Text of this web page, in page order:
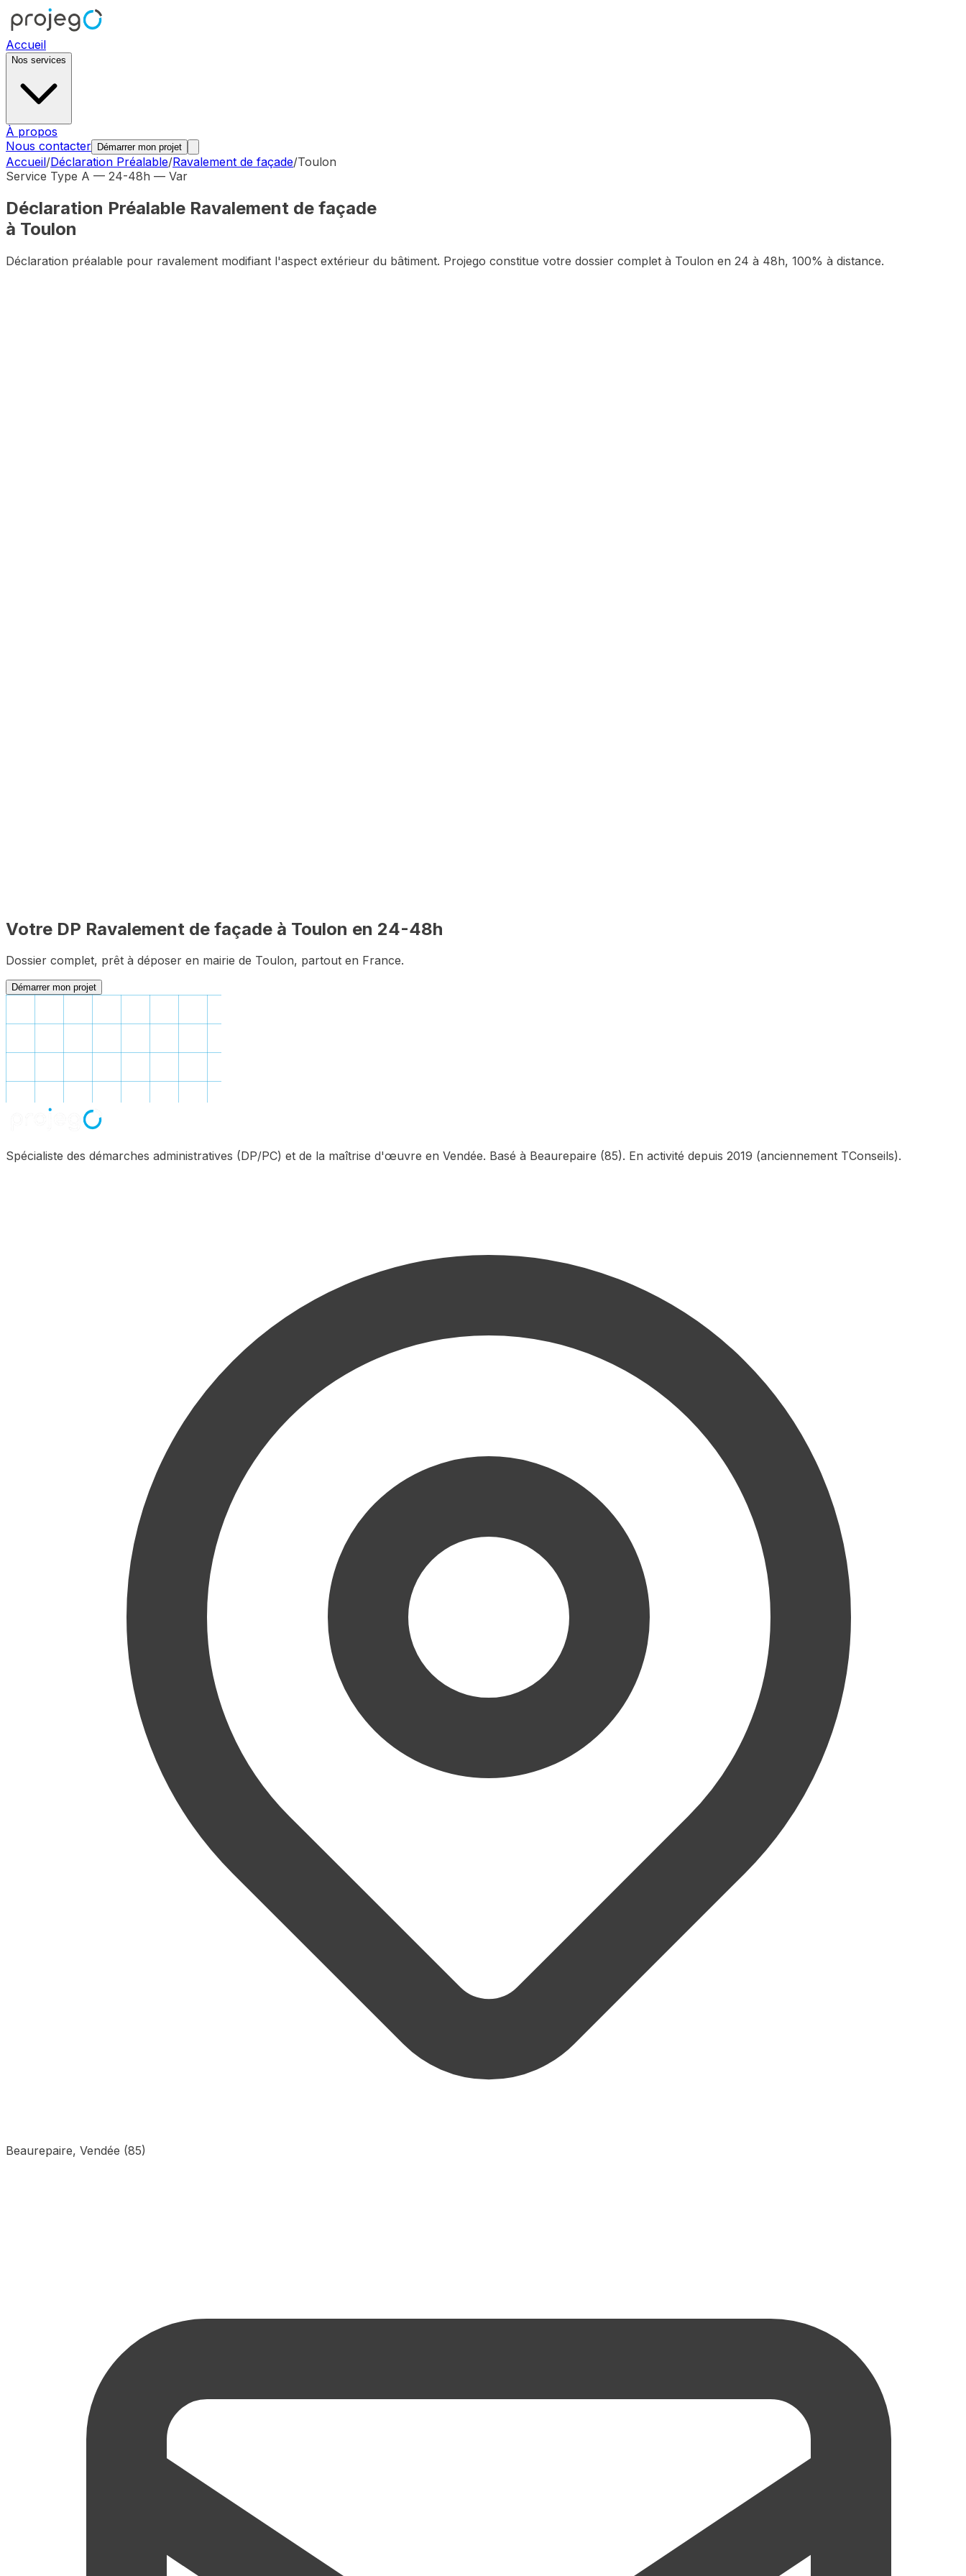
Accueil
Nos services
À propos
Nous contacter
Démarrer mon projet
Accueil/Déclaration Préalable/Ravalement de façade/Toulon
Service Type A — 24-48h — Var
Déclaration Préalable Ravalement de façade
à Toulon
Déclaration préalable pour ravalement modifiant l'aspect extérieur du bâtiment. Projego constitue votre dossier complet à Toulon en 24 à 48h, 100% à distance.
Votre DP Ravalement de façade à Toulon en 24-48h
Dossier complet, prêt à déposer en mairie de Toulon, partout en France.
Démarrer mon projet
Spécialiste des démarches administratives (DP/PC) et de la maîtrise d'œuvre en Vendée. Basé à Beaurepaire (85). En activité depuis 2019 (anciennement TConseils).
Beaurepaire, Vendée (85)